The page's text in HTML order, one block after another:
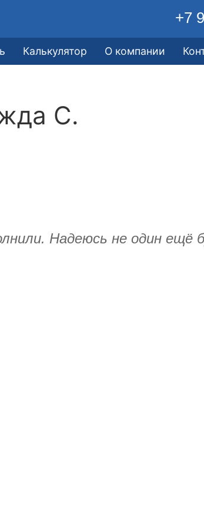
+7
Калькулятор О компании
С.
Надеюсь не один ещё